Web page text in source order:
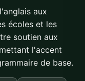
aux
écoles et les
soutien aux
l'accent
de base.